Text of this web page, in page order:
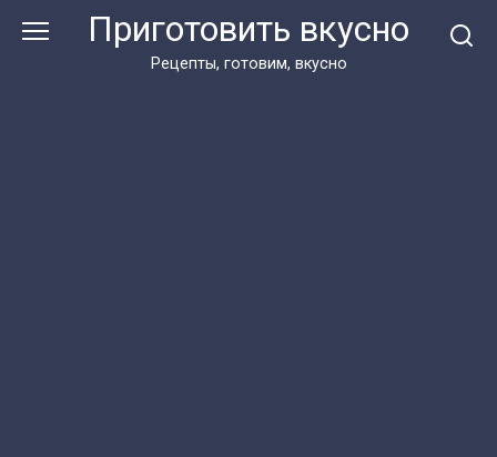
Приготовить вкусно
Рецепты, готовим, вкусно